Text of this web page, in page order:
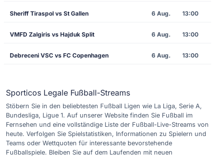
Sheriff Tiraspol vs St Gallen 6 Aug. 13:00
VMFD Zalgiris vs Hajduk Split 6 Aug. 13:00
Debreceni VSC vs FC Copenhagen 6 Aug. 13:00
Sporticos Legale Fußball-Streams
Stöbern Sie in den beliebtesten Fußball Ligen wie La Liga, Serie A,
Bundesliga, Ligue 1. Auf unserer Website finden Sie Fußball im
Fernsehen und eine vollständige Liste der Fußball-Live-Streams von
heute. Verfolgen Sie Spielstatistiken, Informationen zu Spielern und
Teams oder Wettquoten für interessante bevorstehende
Fußballspiele. Bleiben Sie auf dem Laufenden mit neuen